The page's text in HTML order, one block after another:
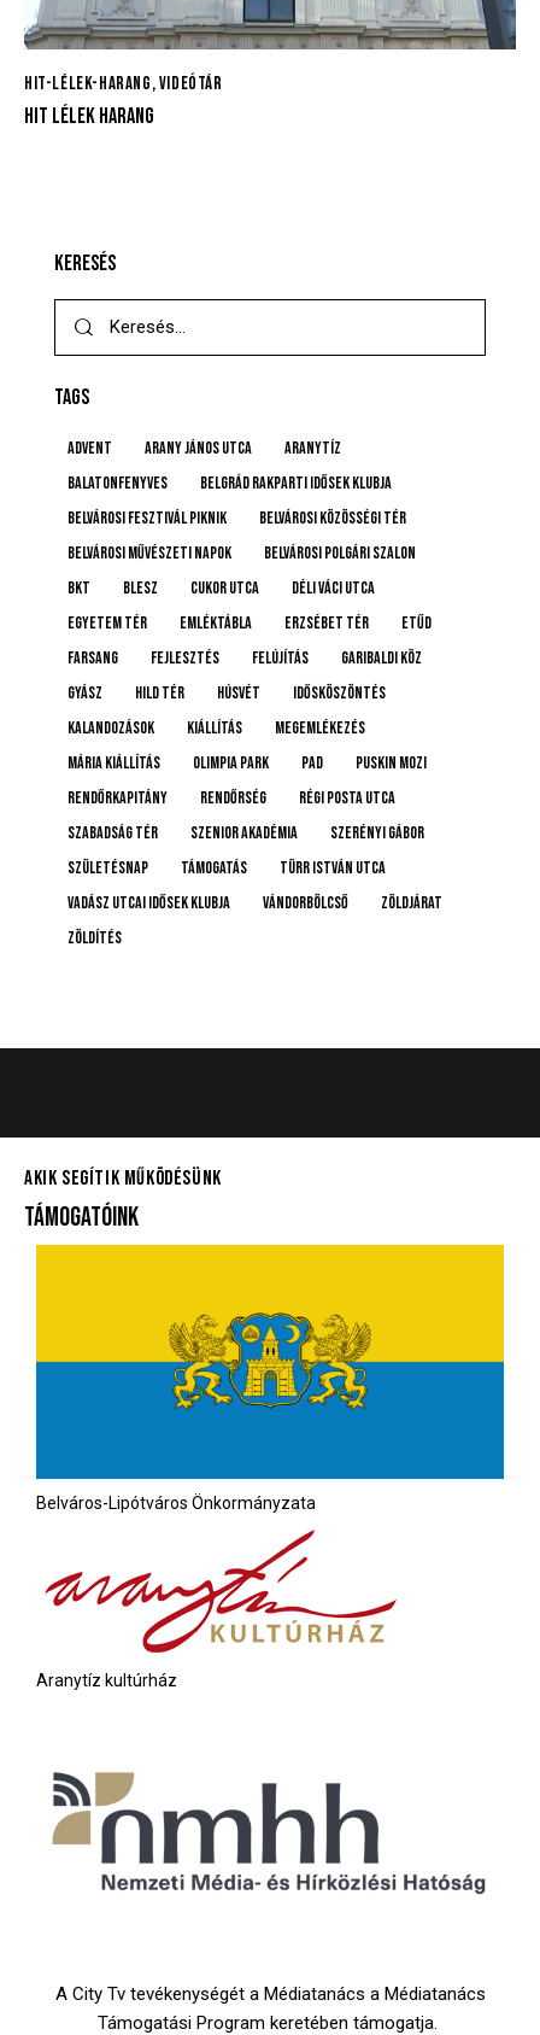
HIT-LÉLEK-HARANG,VIDEÓTÁR
HIT LÉLEK HARANG
KERESÉS
TAGS
advent Arany János utca
Aranytíz
Balatonfenyves
Belgrád Rakparti Idősek Klubja
Belvárosi Fesztivál Piknik
Belvárosi Közösségi Tér
Belvárosi Művészeti Napok
Belvárosi Polgári Szalon
BKT
BLESZ Cukor utca
Déli Váci utca
Egyetem tér
emléktábla Erzsébet tér
etűd
farsang
fejlesztés felújítás
Garibaldi köz
gyász
Hild tér húsvét
idősköszöntés
Kalandozások
kiállítás
megemlékezés
Mária kiállítás
Olimpia Park pad
Puskin mozi
rendőrkapitány
rendőrség
Régi posta utca
Szabadság tér
Szenior Akadémia
Szerényi Gábor
születésnap
támogatás
Türr István utca
Vadász Utcai Idősek Klubja
Vándorbölcső
Zöldjárat
Zöldítés
AKIK SEGÍTIK MŰKÖDÉSÜNK
TÁMOGATÓINK
Belváros-Lipótváros Önkormányzata
Aranytíz kultúrház
A City Tv tevékenységét a Médiatanács a Médiatanács
Támogatási Program keretében támogatja.